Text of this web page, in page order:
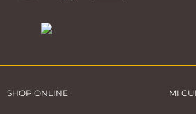
SHOP ONLINE MI